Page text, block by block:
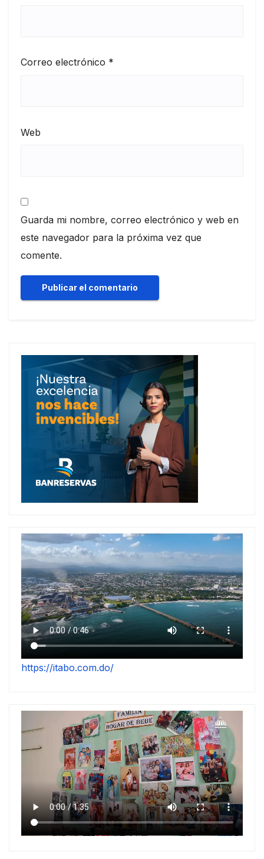
Correo electrónico *
Web
Guarda mi nombre, correo electrónico y web en
este navegador para la próxima vez que
comente.
https://itabo.com.do/